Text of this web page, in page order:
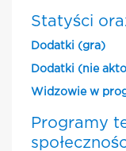
Statyści
Dodatki (gra)
Dodatki (nie
Widzowie w
Programy